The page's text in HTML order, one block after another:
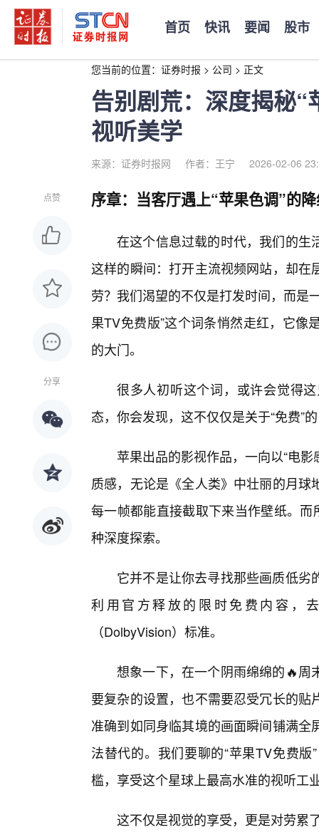
首页 快讯 要闻 股市
您当前的位置： 证券时报 > 公司 > 正文
告别剧荒：深度揭秘
视听美学
来源：证券时报网 作者：王宁 2026-02-06
点赞
分享
序章：当客厅遇上“苹果色调”的
在这个信息过载的时代，我们的生
这样的瞬间：打开主流视频网站，却
劳？我们渴望的不仅是打发时间，而是
果TV免费版”这个词条悄然走红，它像
的大门。
很多人初听这个词，或许会觉得
态，你会发现，这不仅仅是关于“免费”
苹果出品的影视作品，一向以“电
质感，无论是《全人类》中壮丽的月
每一帧都能直接截取下来当作壁纸。
种深度探索。
它并不是让你去寻找那些画质低
利用官方释放的限时免费内容，
（DolbyVision）标准。
想象一下，在一个阴雨绵绵的🔥周
要复杂的设置，也不需要忍受冗长的
准确到如同身临其境的画面瞬间铺满
法替代的。我们要聊的“苹果TV免费
槛，享受这个星球上最高水准的视听工
这不仅是视觉的享受，更是对劳累